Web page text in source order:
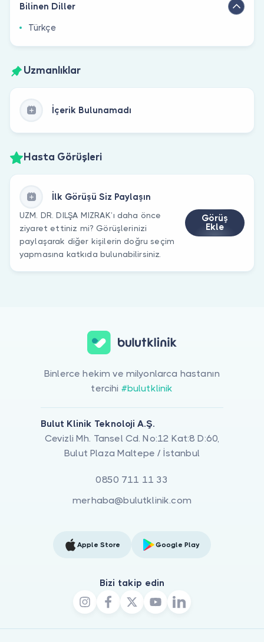
Bilinen Diller
Türkçe
Uzmanlıklar
İçerik Bulunamadı
Hasta Görüşleri
İlk Görüşü Siz Paylaşın
UZM. DR. DILŞA MIZRAK’ı daha önce
ziyaret ettiniz mi? Görüşlerinizi
paylaşarak diğer kişilerin doğru seçim
yapmasına katkıda bulunabilirsiniz.
Görüş
Ekle
Binlerce hekim ve milyonlarca hastanın
tercihi #bulutklinik
Bulut Klinik Teknoloji A.Ş.
Cevizli Mh. Tansel Cd. No:12 Kat:8 D:60,
Bulut Plaza Maltepe / İstanbul
0850 711 11 33
merhaba@bulutklinik.com
Apple Store Google Play
Bizi takip edin